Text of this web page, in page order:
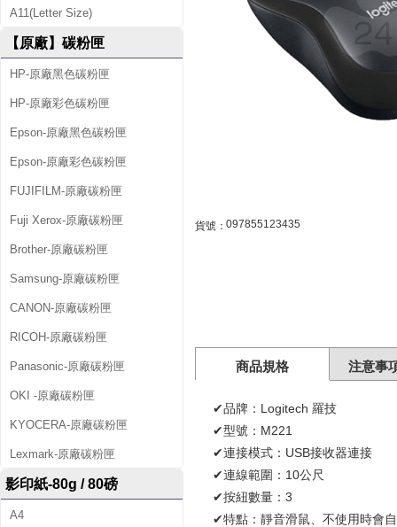
2
靜
音
滑
鼠
黑
收
器
A11(Letter Size)
【原廠】碳粉匣
HP-原廠黑色碳粉匣
HP-原廠彩色碳粉匣
Epson-原廠黑色碳粉匣
Epson-原廠彩色碳粉匣
FUJIFILM-原廠碳粉匣
Fuji Xerox-原廠碳粉匣
Brother-原廠碳粉匣
Samsung-原廠碳粉匣
CANON-原廠碳粉匣
RICOH-原廠碳粉匣
Panasonic-原廠碳粉匣
OKI -原廠碳粉匣
KYOCERA-原廠碳粉匣
Lexmark-原廠碳粉匣
影印紙-80g / 80磅
A4
貨號：097855123435
商品規格 注意事
✔品牌：Logitech 羅技
✔型號：M221
✔連接模式：USB接收器連接
✔連線範圍：10公尺
✔按紐數量：3
✔特點：靜音滑鼠、不使用時會